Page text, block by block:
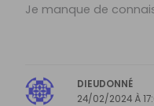
Je manque de
DIEUDONNÉ
24/02/2024 À